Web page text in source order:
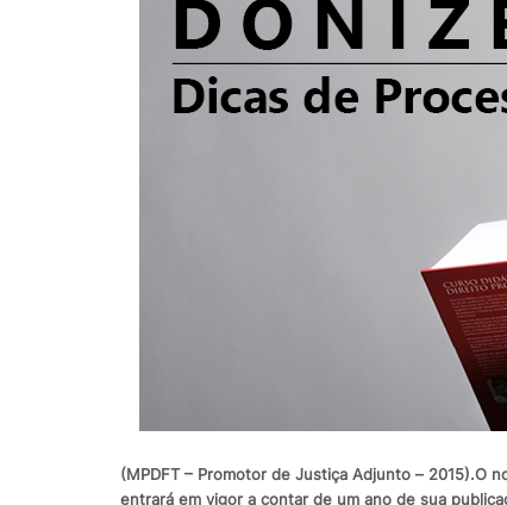
(MPDFT – Promotor de Justiça Adjunto – 2015).O
entrará em vigor a contar de um ano de sua